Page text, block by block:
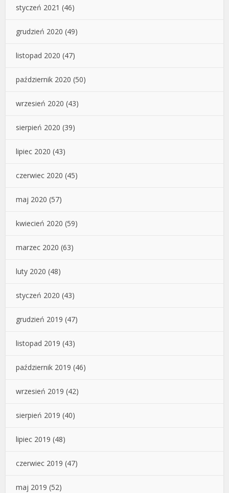
styczeń 2021 (46)
grudzień 2020 (49)
listopad 2020 (47)
październik 2020 (50)
wrzesień 2020 (43)
sierpień 2020 (39)
lipiec 2020 (43)
czerwiec 2020 (45)
maj 2020 (57)
kwiecień 2020 (59)
marzec 2020 (63)
luty 2020 (48)
styczeń 2020 (43)
grudzień 2019 (47)
listopad 2019 (43)
październik 2019 (46)
wrzesień 2019 (42)
sierpień 2019 (40)
lipiec 2019 (48)
czerwiec 2019 (47)
maj 2019 (52)